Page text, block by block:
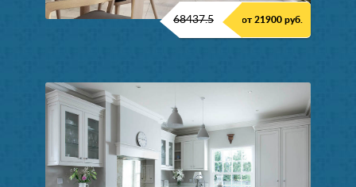
68437.5 от 21900 руб.